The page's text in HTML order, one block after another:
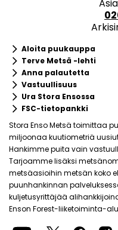
keyboard_arrow_rightAloita puukauppa
keyboard_arrow_rightTerve Metsä -lehti
keyboard_arrow_rightAnna palautetta
keyboard_arrow_rightVastuullisuus
keyboard_arrow_rightUra Stora Ensossa
keyboard_arrow_rightFSC-tietopankki
Stora Enso Metsä toimittaa
miljoonaa kuutiometriä
Hankimme puita vain
Tarjoamme lisäksi
metsäasioihin metsän koko
puunhankinnan
kuljetusyrittäjää
Enson Forest-liiketoiminta-